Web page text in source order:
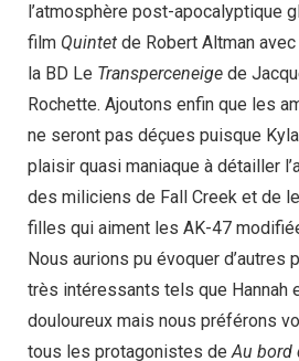
l’atmosphère post-apocalyptique
film Quintet de Robert Altman
la BD Le Transperceneige de
Rochette. Ajoutons enfin que les
ne seront pas déçues puisque
plaisir quasi maniaque à détailler
des miliciens de Fall Creek et de
filles qui aiment les AK-47
Nous aurions pu évoquer d’autres
très intéressants tels que Hannah
douloureux mais nous préférons
tous les protagonistes deAu bord